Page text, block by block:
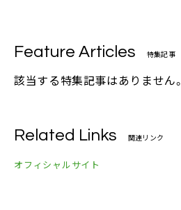
Feature Articles 特集記事
該当する特集記事はありません。
Related Links 関連リンク
オフィシャルサイト